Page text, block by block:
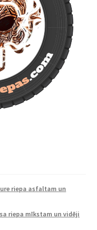
riepa asfaltam un
riepa mīkstam un vidēji